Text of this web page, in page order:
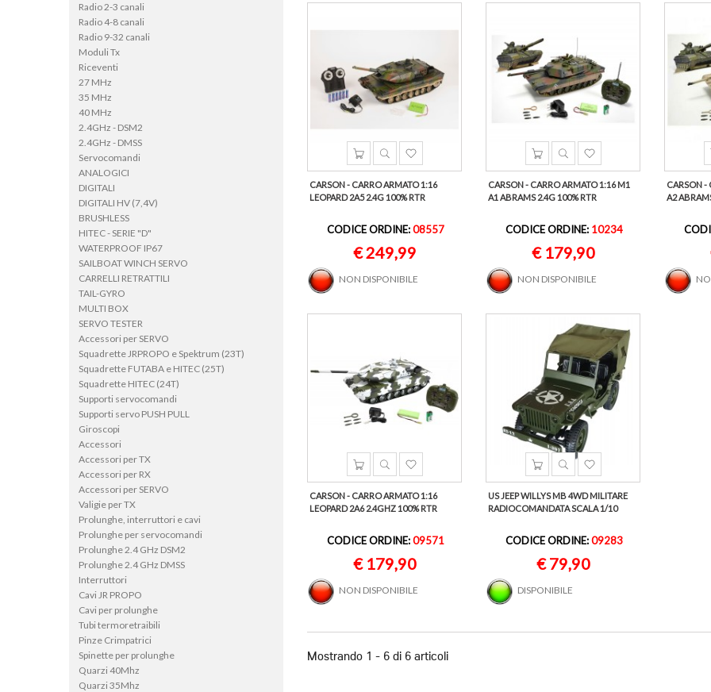
Radio 2-3 canali
Radio 4-8 canali
Radio 9-32 canali
Moduli Tx
Riceventi
27 MHz
35 MHz
40 MHz
2.4GHz - DSM2
2.4GHz - DMSS
Servocomandi
ANALOGICI
DIGITALI
DIGITALI HV (7,4V)
BRUSHLESS
HITEC - SERIE "D"
WATERPROOF IP67
SAILBOAT WINCH SERVO
CARRELLI RETRATTILI
TAIL-GYRO
MULTI BOX
SERVO TESTER
Accessori per SERVO
Squadrette JRPROPO e Spektrum (23T)
Squadrette FUTABA e HITEC (25T)
Squadrette HITEC (24T)
Supporti servocomandi
Supporti servo PUSH PULL
Giroscopi
Accessori
Accessori per TX
Accessori per RX
Accessori per SERVO
Valigie per TX
Prolunghe, interruttori e cavi
Prolunghe per servocomandi
Prolunghe 2.4 GHz DSM2
Prolunghe 2.4 GHz DMSS
Interruttori
Cavi JR PROPO
Cavi per prolunghe
Tubi termoretraibili
Pinze Crimpatrici
Spinette per prolunghe
Quarzi 40Mhz
Quarzi 35Mhz
CARSON - CARRO ARMATO 1:16
LEOPARD 2A5 2.4G 100% RTR
CODICE ORDINE:08557
€ 249,99
NON DISPONIBILE
CARSON - CARRO ARMATO 1:16 M1
A1 ABRAMS 2.4G 100% RTR
CODICE ORDINE: 10234
€ 179,90
NON DISPONIBILE
CARSON -
A2
CARSON - CARRO ARMATO 1:16
LEOPARD 2A6 2.4GHZ 100% RTR
CODICE ORDINE:09571
€ 179,90
NON DISPONIBILE
US JEEP WILLYS MB 4WD MILITARE
RADIOCOMANDATA SCALA 1/10
CODICE ORDINE:09283
€ 79,90
DISPONIBILE
Mostrando 1 - 6 di 6 articoli